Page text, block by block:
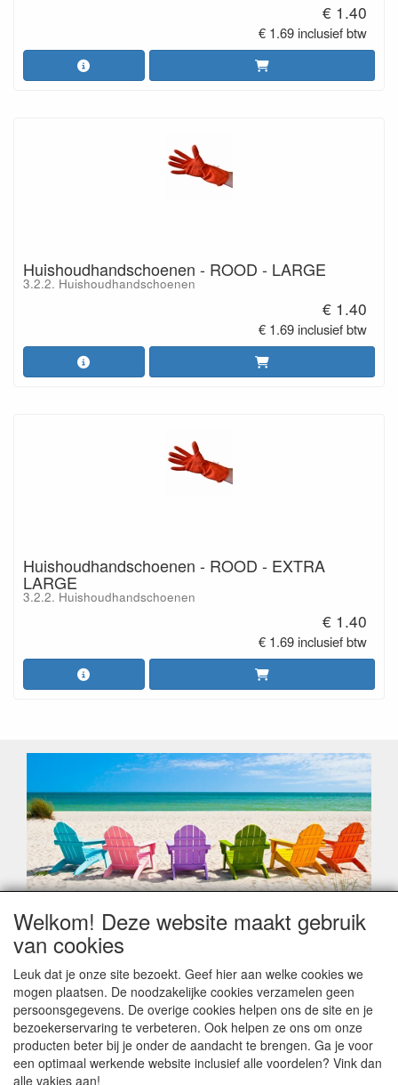
€ 1.40
€ 1.69 inclusief btw
Huishoudhandschoenen - ROOD - LARGE
3.2.2. Huishoudhandschoenen
€ 1.40
€ 1.69 inclusief btw
Huishoudhandschoenen - ROOD - EXTRA
LARGE
3.2.2. Huishoudhandschoenen
€ 1.40
€ 1.69 inclusief btw
Geachte klant,
Zoals elk jaar zorgt de verlofperiode, naast een hoop
leveringsproblemen.
Sommige fabrikanten sluiten of werken met een
vakantiebezetting.
Bestellingen die vanaf +/- 15 juli geplaatst worden kunnen
hierdoor vertraging oplopen. Wanneer die voorradig is en alle
betalingsmodaliteiten zijn vervuld dan de bestelling verstuurd
Welkom! Deze website maakt gebruik
van cookies
Leuk dat je onze site bezoekt. Geef hier aan welke cookies we
mogen plaatsen. De noodzakelijke cookies verzamelen geen
persoonsgegevens. De overige cookies helpen ons de site en je
bezoekerservaring te verbeteren. Ook helpen ze ons om onze
producten beter bij je onder de aandacht te brengen. Ga je voor
een optimaal werkende website inclusief alle voordelen? Vink dan
alle vakjes aan!